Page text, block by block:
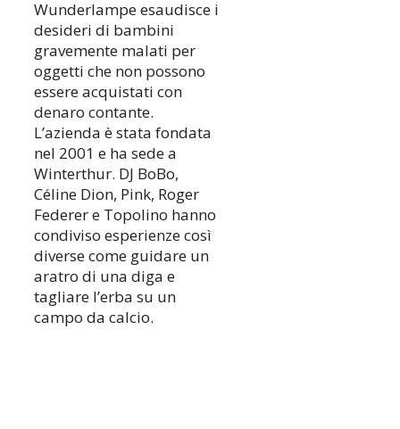
Wunderlampe esaudisce i
desideri di bambini
gravemente malati per
oggetti che non possono
essere acquistati con
denaro contante.
L’azienda è stata fondata
nel 2001 e ha sede a
Winterthur. DJ BoBo,
Céline Dion, Pink, Roger
Federer e Topolino hanno
condiviso esperienze così
diverse come guidare un
aratro di una diga e
tagliare l’erba su un
campo da calcio.